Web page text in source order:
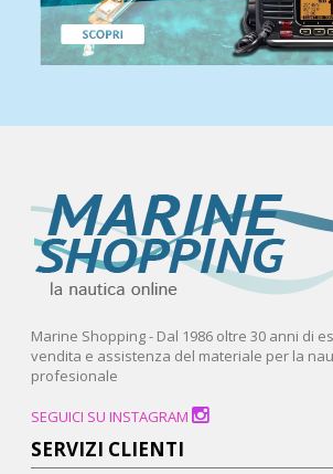
Marine Shopping - Dal 1986 oltre 30 anni di
vendita e assistenza del materiale per la
profesionale
SEGUICI SU INSTAGRAM
SERVIZI CLIENTI